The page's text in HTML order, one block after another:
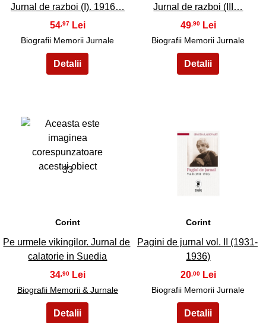
Jurnal de razboi (I). 1916…
54,97
Biografii Memorii Jurnale
Jurnal de razboi (III…
49,90
Biografii Memorii Jurnale
33
Corint
Pe urmele vikingilor. Jurnal de
calatorie in Suedia
34 ,90
Biografii Memorii & Jurnale
34
Corint
Pagini de jurnal vol. II (1931-
1936)
20,00
Biografii Memorii Jurnale